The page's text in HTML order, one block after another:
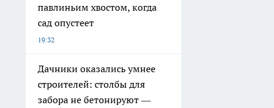
павлиньим хвостом, когда
сад опустеет
19:32
Дачники оказались умнее
строителей: столбы для
забора не бетонируют —